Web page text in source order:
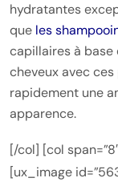
hydratantes
que les
capillaires à base
cheveux avec
rapidement une
apparence.
[/col] [col
[ux_image